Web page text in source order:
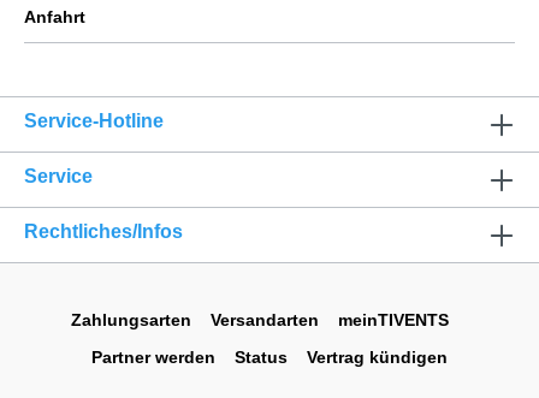
Anfahrt
Service-Hotline
Service
Rechtliches/Infos
Zahlungsarten Versandarten
meinTIVENTS
Partner werden
Status Vertrag kündigen